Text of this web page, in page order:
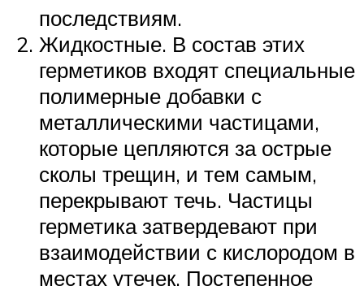
последствиям.
Жидкостные. В состав этих
герметиков входят специальные
полимерные добавки с
металлическими частицами,
которые цепляются за острые
сколы трещин, и тем самым,
перекрывают течь. Частицы
герметика затвердевают при
взаимодействии с кислородом в
местах утечек. Постепенное